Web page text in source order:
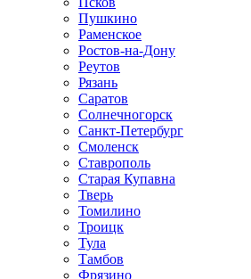
Пушкино
Раменское
Ростов-на-Дону
Реутов
Рязань
Саратов
Солнечногорск
Санкт-Петербург
Смоленск
Ставрополь
Старая Купавна
Тверь
Томилино
Троицк
Тула
Тамбов
Фрязино